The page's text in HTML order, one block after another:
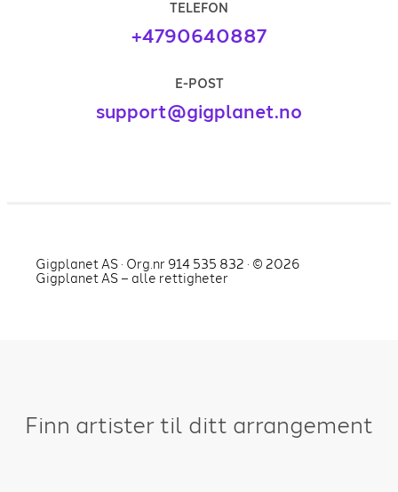
TELEFON
+4790640887
E-POST
support@gigplanet.no
Gigplanet AS · Org.nr 914 535 832 · © 2026
Gigplanet AS – alle rettigheter
Finn artister til ditt arrangement